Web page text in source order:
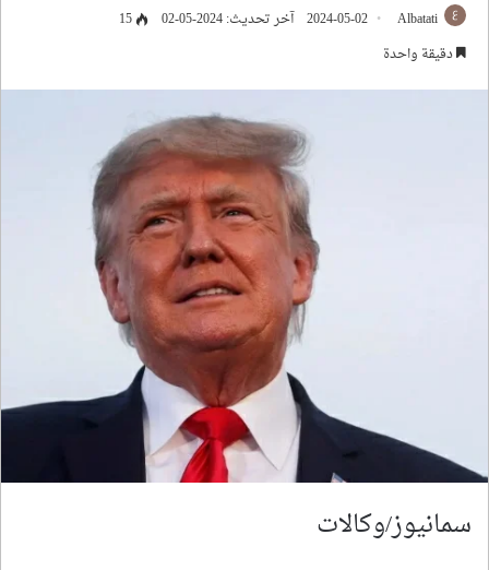
Albatati
2024-05-02 آخر تحديث: 2024-05-02
15
دقيقة واحدة
سمانيوز/وكالات